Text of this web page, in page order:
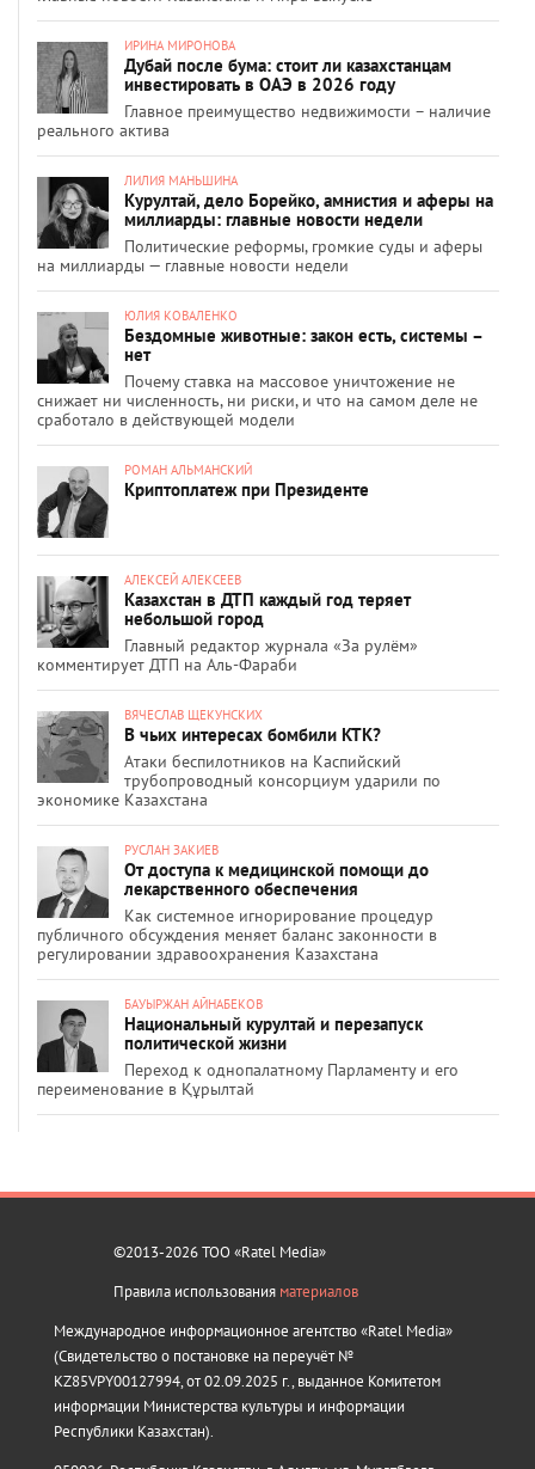
ИРИНА МИРОНОВА
Дубай после бума: стоит ли казахстанцам
инвестировать в ОАЭ в 2026 году
Главное преимущество недвижимости – наличие
реального актива
ЛИЛИЯ МАНЬШИНА
Курултай, дело Борейко, амнистия и аферы на
миллиарды: главные новости недели
Политические реформы, громкие суды и аферы
на миллиарды — главные новости недели
ЮЛИЯ КОВАЛЕНКО
Бездомные животные: закон есть, системы –
нет
Почему ставка на массовое уничтожение не
снижает ни численность, ни риски, и что на самом деле не
сработало в действующей модели
РОМАН АЛЬМАНСКИЙ
Криптоплатеж при Президенте
АЛЕКСЕЙ АЛЕКСЕЕВ
Казахстан в ДТП каждый год теряет
небольшой город
Главный редактор журнала «За рулём»
комментирует ДТП на Аль-Фараби
ВЯЧЕСЛАВ ЩЕКУНСКИХ
В чьих интересах бомбили КТК?
Атаки беспилотников на Каспийский
трубопроводный консорциум ударили по
экономике Казахстана
РУСЛАН ЗАКИЕВ
От доступа к медицинской помощи до
лекарственного обеспечения
Как системное игнорирование процедур
публичного обсуждения меняет баланс законности в
регулировании здравоохранения Казахстана
БАУЫРЖАН АЙНАБЕКОВ
Национальный курултай и перезапуск
политической жизни
Переход к однопалатному Парламенту и его
переименование в Құрылтай
©2013-2026 ТОО «Ratel Media»
Правила использования материалов
Международное информационное агентство «Ratel Media»
(Свидетельство о постановке на переучёт №
KZ85VPY00127994, от 02.09.2025 г., выданное Комитетом
информации Министерства культуры и информации
Республики Казахстан).